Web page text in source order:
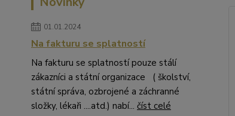
01.01.2024
Na fakturu se splatností
Na fakturu se splatností pouze stálí
zákazníci a státní organizace ( školství,
státní správa, ozbrojené a záchranné
složky, lékaři ....atd.) nabí... číst celé